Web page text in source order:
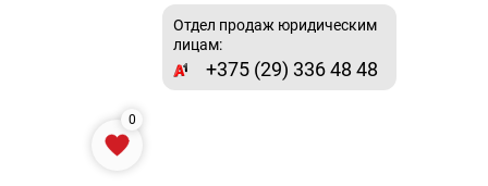
Отдел продаж юридическим
лицам:
+375 (29) 336 48 48
0